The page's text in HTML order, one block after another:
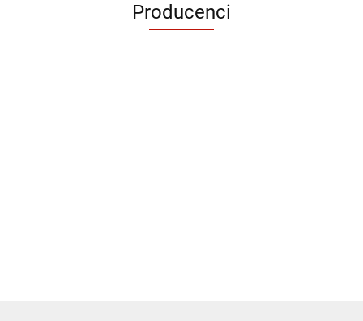
Producenci